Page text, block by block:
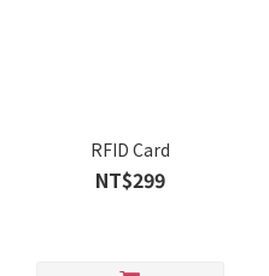
RFID Card
NT$299